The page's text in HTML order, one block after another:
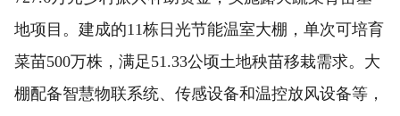
地项目。建成的11栋日光节能温室大棚，单次可培育
菜苗500万株，满足51.33公顷土地秧苗移栽需求。大
棚配备智慧物联系统、传感设备和温控放风设备等，